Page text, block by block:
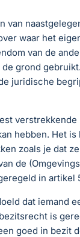
van
waar het
van de
grond
juridische
hebben. Het
zoals je dat
de
in artikel
dat iemand
is
goed in bezit